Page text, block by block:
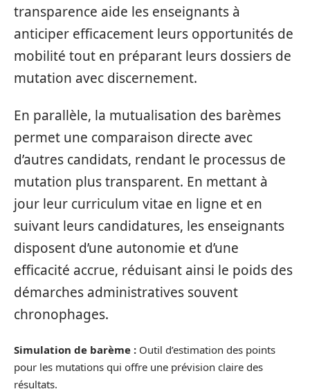
transparence aide les enseignants à
anticiper efficacement leurs opportunités de
mobilité tout en préparant leurs dossiers de
mutation avec discernement.
En parallèle, la mutualisation des barèmes
permet une comparaison directe avec
d’autres candidats, rendant le processus de
mutation plus transparent. En mettant à
jour leur curriculum vitae en ligne et en
suivant leurs candidatures, les enseignants
disposent d’une autonomie et d’une
efficacité accrue, réduisant ainsi le poids des
démarches administratives souvent
chronophages.
Simulation de barème : Outil d’estimation des points
pour les mutations qui offre une prévision claire des
résultats.